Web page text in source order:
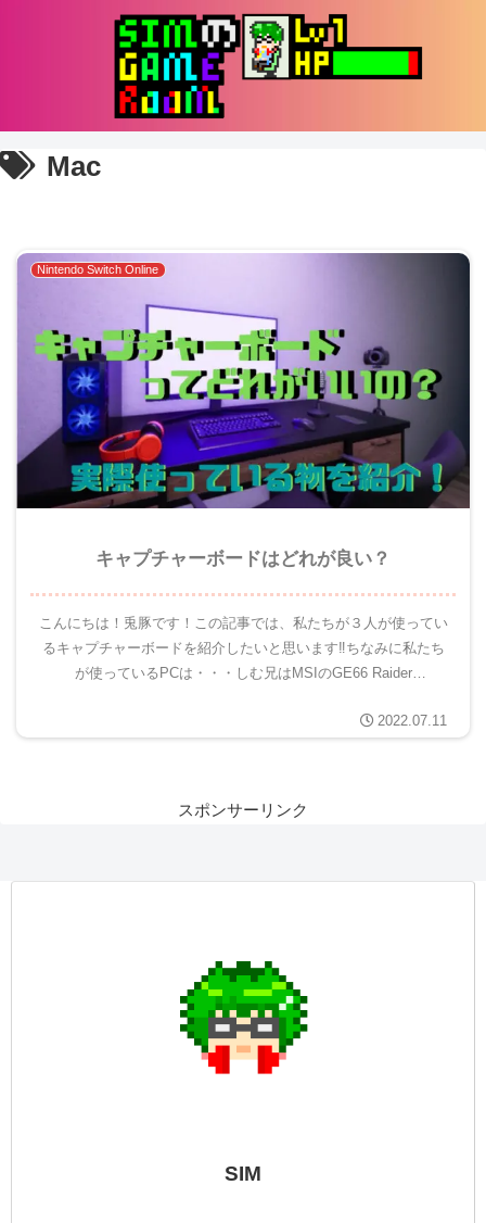
Mac
Nintendo Switch Online
キャプチャーボードはどれが良い？
こんにちは！兎豚です！この記事では、私たちが３人が使ってい
るキャプチャーボードを紹介したいと思います‼ちなみに私たち
が使っているPCは・・・しむ兄はMSIのGE66 Raider
2022.07.11
スポンサーリンク
SIM